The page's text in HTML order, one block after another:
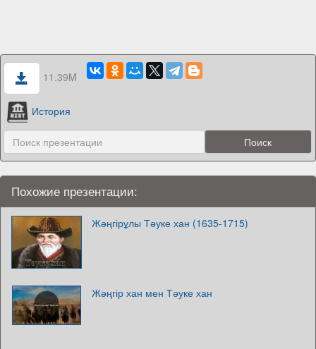
11.39M
История
Похожие презентации:
Жәңгірұлы Тәуке хан (1635-1715)
Жәңгір хан мен Тәуке хан